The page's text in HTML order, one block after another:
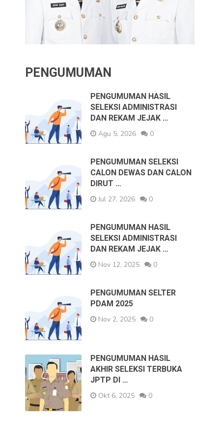
PENGUMUMAN
PENGUMUMAN HASIL
SELEKSI ADMINISTRASI
DAN REKAM JEJAK …
Agu 5, 2026
0
PENGUMUMAN SELEKSI
CALON DEWAS DAN CALON
DIRUT …
Jul 27, 2026
0
PENGUMUMAN HASIL
SELEKSI ADMINISTRASI
DAN REKAM JEJAK …
Nov 12, 2025
0
PENGUMUMAN SELTER
PDAM 2025
Nov 2, 2025
0
PENGUMUMAN HASIL
AKHIR SELEKSI TERBUKA
JPTP DI …
Okt 6, 2025
0